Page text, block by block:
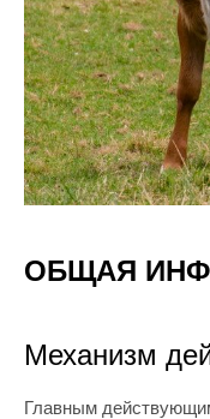
ОБЩАЯ
Механизм
Главным